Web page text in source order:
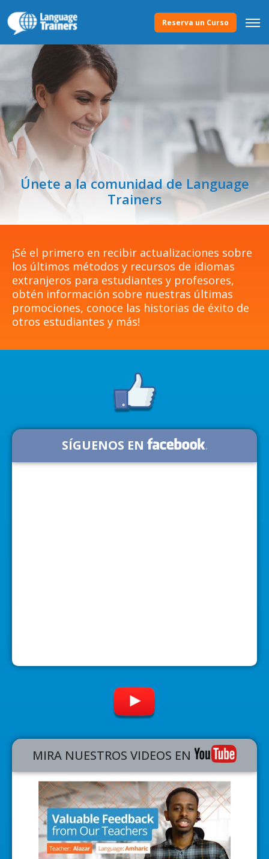
Reserva un Curso
Únete a la comunidad de Language
Trainers
¡Sé el primero en recibir actualizaciones sobre
los últimos métodos y recursos de idiomas
extranjeros para estudiantes y profesores,
obtén información sobre nuestras últimas
promociones, conoce las historias de éxito de
otros estudiantes y más!
SÍGUENOS EN
MIRA NUESTROS VIDEOS EN